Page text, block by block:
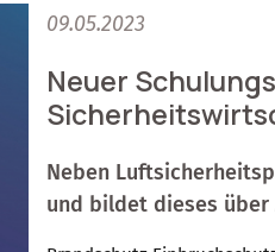
09.05.2023
Neuer
Neben
und bildet dieses über